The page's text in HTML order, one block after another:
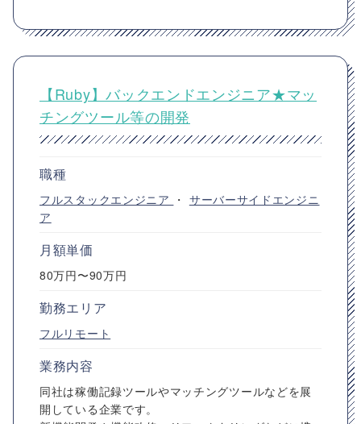
【Ruby】バックエンドエンジニア★マッ
チングツール等の開発
職種
フルスタックエンジニア ・ サーバーサイドエンジニ
ア
月額単価
80万円〜90万円
勤務エリア
フルリモート
業務内容
同社は稼働記録ツールやマッチングツールなどを展
開している企業です。